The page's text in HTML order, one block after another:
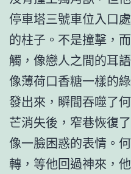
停車塔三號車位入口
的柱子。不是撞擊，
觸，像戀人之間的耳
像薄荷口香糖一樣的
發出來，瞬間吞噬了
芒消失後，窄巷恢復
像一臉困惑的表情。
轉，等他回過神來，